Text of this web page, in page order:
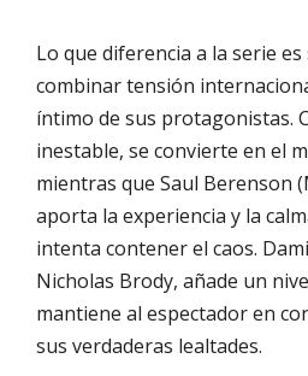
Lo que diferencia a la serie
combinar tensión
íntimo de sus protagonistas.
inestable, se convierte en el
mientras que Saul Berenson
aporta la experiencia y la
intenta contener el caos.
Nicholas Brody, añade un
mantiene al espectador en
sus verdaderas lealtades.